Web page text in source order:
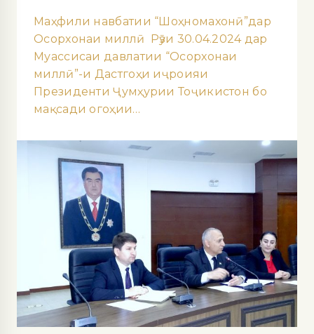
Маҳфили навбатии “Шоҳномахонӣ”дар
Осорхонаи миллӣ Рӯзи 30.04.2024 дар
Муассисаи давлатии “Осорхонаи
миллӣ”-и Дастгоҳи иҷроияи
Президенти Ҷумҳурии Тоҷикистон бо
мақсади огоҳии…